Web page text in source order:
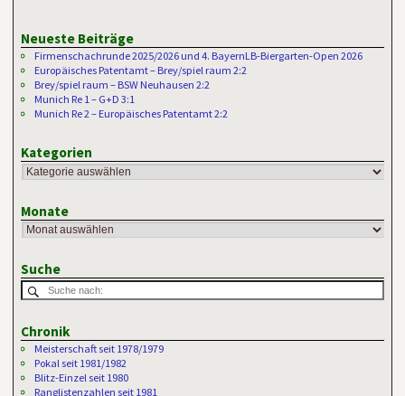
Neueste Beiträge
Firmenschachrunde 2025/2026 und 4. BayernLB-Biergarten-Open 2026
Europäisches Patentamt – Brey/spiel raum 2:2
Brey/spiel raum – BSW Neuhausen 2:2
Munich Re 1 – G+D 3:1
Munich Re 2 – Europäisches Patentamt 2:2
Kategorien
Monate
Suche
Chronik
Meisterschaft seit 1978/1979
Pokal seit 1981/1982
Blitz-Einzel seit 1980
Ranglistenzahlen seit 1981